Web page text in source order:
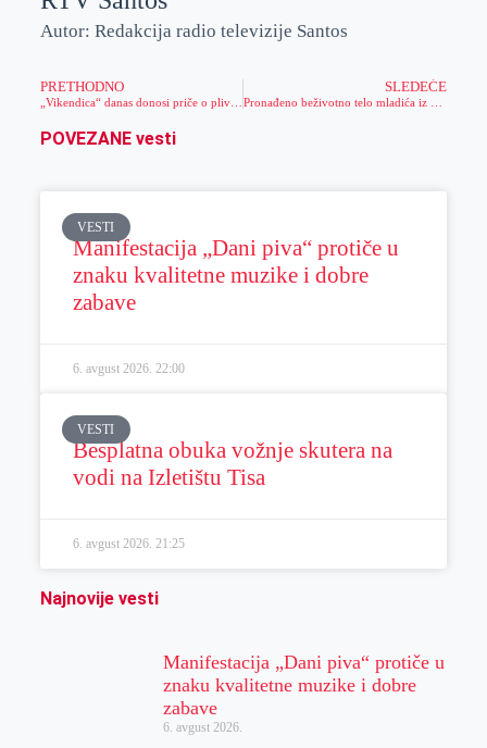
Autor: Redakcija radio televizije Santos
PRETHODNO
„Vikendica“ danas donosi priče o plivanju, humanosti i filmu „Nedelja“
SLEDEĆE
POVEZANE vesti
VESTI
Manifestacija „Dani piva“ protiče u
znaku kvalitetne muzike i dobre
zabave
6. avgust 2026. 22:00
VESTI
Besplatna obuka vožnje skutera na
vodi na Izletištu Tisa
6. avgust 2026. 21:25
Najnovije vesti
Manifestacija „Dani piva“ protiče u
znaku kvalitetne muzike i dobre
zabave
6. avgust 2026.